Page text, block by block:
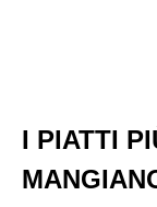
I PIATTI